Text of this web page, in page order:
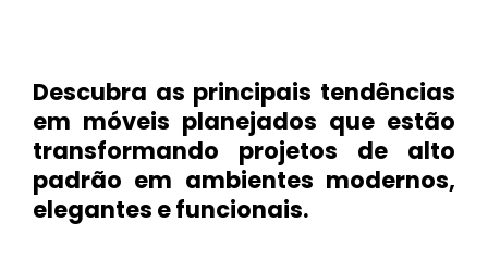
Descubra as principais tendências
em móveis planejados que estão
transformando projetos de alto
padrão em ambientes modernos,
elegantes e funcionais.